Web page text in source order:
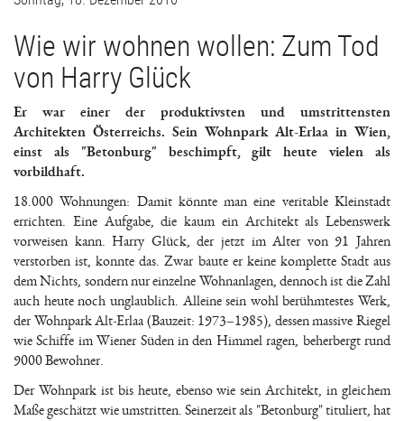
Wie wir wohnen wollen: Zum Tod
von Harry Glück
Er war einer der produktivsten und umstrittensten
Architekten Österreichs. Sein Wohnpark Alt-Erlaa in Wien,
einst als "Betonburg" beschimpft, gilt heute vielen als
vorbildhaft.
18.000 Wohnungen: Damit könnte man eine veritable Kleinstadt
errichten. Eine Aufgabe, die kaum ein Architekt als Lebenswerk
vorweisen kann. Harry Glück, der jetzt im Alter von 91 Jahren
verstorben ist, konnte das. Zwar baute er keine komplette Stadt aus
dem Nichts, sondern nur einzelne Wohnanlagen, dennoch ist die Zahl
auch heute noch unglaublich. Alleine sein wohl berühmtestes Werk,
der Wohnpark Alt-Erlaa (Bauzeit: 1973–1985), dessen massive Riegel
wie Schiffe im Wiener Süden in den Himmel ragen, beherbergt rund
9000 Bewohner.
Der Wohnpark ist bis heute, ebenso wie sein Architekt, in gleichem
Maße geschätzt wie umstritten. Seinerzeit als "Betonburg" tituliert, hat